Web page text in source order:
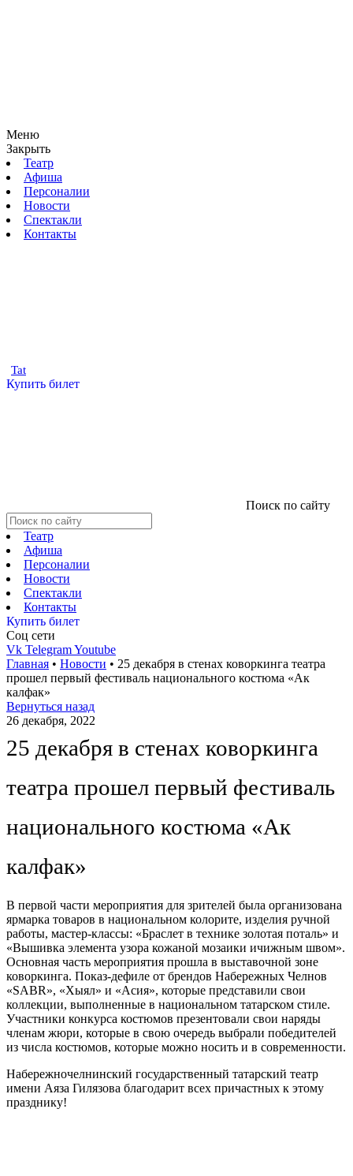
Меню
Закрыть
Театр
Афиша
Персоналии
Новости
Спектакли
Контакты
Tat
Купить билет
Поиск по сайту
Театр
Афиша
Персоналии
Новости
Спектакли
Контакты
Купить билет
Соц cети
Vk TelegramYoutube
Главная • Новости • 25 декабря в стенах коворкинга театра
прошел первый фестиваль национального костюма «Ак
калфак»
Вернуться назад
26 декабря, 2022
25 декабря в стенах коворкинга
театра прошел первый фестиваль
национального костюма «Ак
калфак»
В первой части мероприятия для зрителей была организована
ярмарка товаров в национальном колорите, изделия ручной
работы, мастер-классы: «Браслет в технике золотая поталь» и
«Вышивка элемента узора кожаной мозаики ичижным швом».
Основная часть мероприятия прошла в выставочной зоне
коворкинга. Показ-дефиле от брендов Набережных Челнов
«SABR», «Хыял» и «Асия», которые представили свои
коллекции, выполненные в национальном татарском стиле.
Участники конкурса костюмов презентовали свои наряды
членам жюри, которые в свою очередь выбрали победителей
из числа костюмов, которые можно носить и в современности.
Набережночелнинский государственный татарский театр
имени Аяза Гилязова благодарит всех причастных к этому
празднику!